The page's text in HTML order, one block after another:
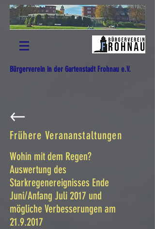
Bürgerverein in der Gartenstadt Frohnau e.V.
Frühere Verananstaltungen
Wohin mit dem Regen?
Auswertung des
Starkregenereignisses Ende
Juni/Anfang Juli 2017 und
mögliche Verbesserungen am
21.9.2017